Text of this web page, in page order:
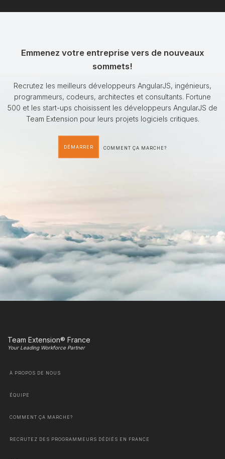
Emmenez votre entreprise vers de nouveaux
sommets!
Recrutez les meilleurs développeurs AngularJS, ingénieurs,
programmeurs, codeurs, architectes et consultants. Fortune
500 et les start-ups choisissent les développeurs AngularJS de
Team Extension pour leurs projets logiciels critiques.
DÉMARRER COMMENT ÇA MARCHE?
Team Extension® France
Your Leading Workforce Partner
À PROPOS DE NOUS
ÉQUIPE
COMMENT ÇA MARCHE?
RECRUTEZ DES PROGRAMMEURS DÉDIÉS EN FRANCE